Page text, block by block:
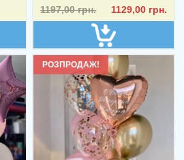
1197,00грн.
Оригінальна
1197,00 грн..
1129,00 грн.
Поточна
1129,00 грн..
РОЗПРОДАЖ!